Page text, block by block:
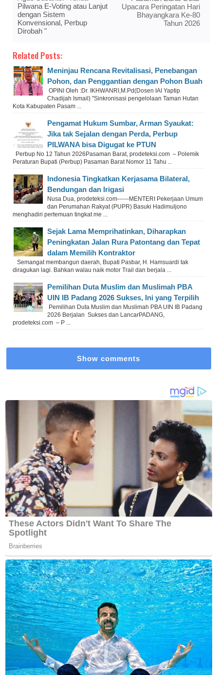
Pilwana E-Voting atau Lanjut
dengan Sistem
Konvensional, Perbup
Dirobah "
Upacara Peringatan Hari
Bhayangkara Ke-80
Tahun 2026
Related Posts:
Meninjau Rencana Revitalisasi, Penebangan
Pohon, dan Penggantian dengan Pohon Buah
OPINI Oleh :Dr. IKHWANRI,M.Pd(Dosen IAI Yaptip
Chadijah Ismail) "Sinkronisasi pengelolaan Taman Hutan
Kota Kabupaten Pasam ...
Pengamat Hukum Sumbar, Arman Syaukat:
Jika tak Sejalan dengan Perda, Perbup
PILWANA bisa Digugat ke PTUN
Perbup No 12 Tahun 2026Pasaman Barat, prodeteksi.com – Polemik
Peraturan Bupati (Perbup) Pasaman Barat Nomor 11 Tahu ...
Indonesia Tingkatkan Kerjasama Bilateral,
Bendungan dan Irigasi
Nusa Dua, prodeteksi.com------MENTERI Pekerjaan Umum
dan Perumahan Rakyat (PUPR) Basuki Hadimuljono
menghadiri pertemuan tingkat me ...
Sejak Lama Memprihatinkan, Diharapkan
Peningkatan Jalan Rura Patontang dan Tepat
dalam Memilih Kontraktor
Semangat membangun daerah, Bupati Pasbar, H. Hamsuardi tak
diragukan lagi. Bahkan walau naik motor Trail dan berjala ...
Pemilihan Duta Muslim dan Muslimah PBA
UIN IB Padang 2026 Sukses, Ini yang Terpilih
Pemilihan Duta Muslim dan Muslimah PBA UIN IB Padang
2026 Berjalan Sukses dan LancarPADANG,
prodeteksi.com – P ...
Show comments